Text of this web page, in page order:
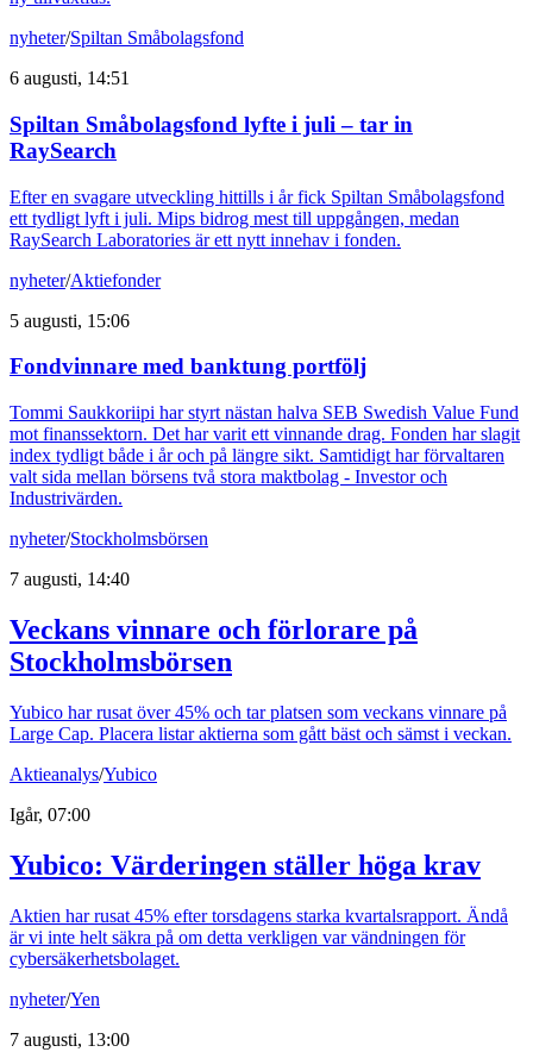
nyheter/Spiltan Småbolagsfond
6 augusti, 14:51
Spiltan Småbolagsfond lyfte i juli – tar in
RaySearch
Efter en svagare utveckling hittills i år fick Spiltan Småbolagsfond
ett tydligt lyft i juli. Mips bidrog mest till uppgången, medan
RaySearch Laboratories är ett nytt innehav i fonden.
nyheter/Aktiefonder
5 augusti, 15:06
Fondvinnare med banktung portfölj
Tommi Saukkoriipi har styrt nästan halva SEB Swedish Value Fund
mot finanssektorn. Det har varit ett vinnande drag. Fonden har slagit
index tydligt både i år och på längre sikt. Samtidigt har förvaltaren
valt sida mellan börsens två stora maktbolag - Investor och
Industrivärden.
nyheter/Stockholmsbörsen
7 augusti, 14:40
Veckans vinnare och förlorare på
Stockholmsbörsen
Yubico har rusat över 45% och tar platsen som veckans vinnare på
Large Cap. Placera listar aktierna som gått bäst och sämst i veckan.
Aktieanalys/Yubico
Igår, 07:00
Yubico: Värderingen ställer höga krav
Aktien har rusat 45% efter torsdagens starka kvartalsrapport. Ändå
är vi inte helt säkra på om detta verkligen var vändningen för
cybersäkerhetsbolaget.
nyheter/Yen
7 augusti, 13:00